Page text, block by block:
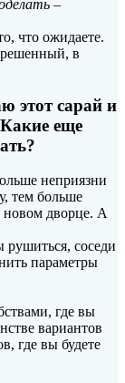
–
что ожидаете.
решенный, в
этот сарай и
еще
неприязни
тем больше
новом дворце. А
рушиться, соседи
параметры
где вы
вариантов
где вы будете